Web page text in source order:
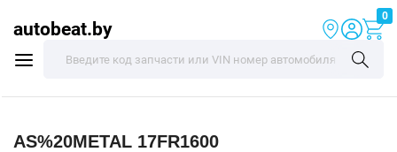
autobeat.by
0
AS%20METAL 17FR1600